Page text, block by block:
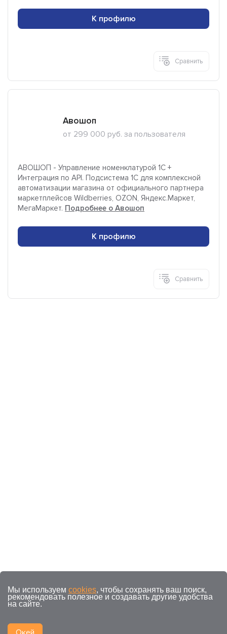
К профилю
Сравнить
Авошоп
от 299 000 руб. за пользователя
АВОШОП - Управление номенклатурой 1C +
Интеграция по API. Подсистема 1С для комплексной
автоматизации магазина от официального партнера
маркетплейсов Wildberries, OZON, Яндекс.Маркет,
МегаМаркет. Подробнее о Авошоп
К профилю
Сравнить
Мы используем cookies, чтобы сохранять ваш поиск,
рекомендовать полезное и создавать другие удобства
на сайте.